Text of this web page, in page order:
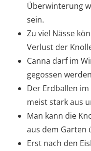
Überwinterung
sein.
Zu viel Nässe
Verlust der
Canna darf im
gegossen
Der Erdballen
meist stark aus
Man kann die
aus dem Garten
Erst nach den